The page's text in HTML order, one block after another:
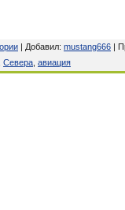
| Добавил: mustang666 |
Севера авиация